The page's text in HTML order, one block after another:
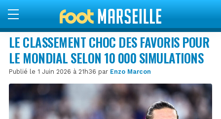
LE CLASSEMENT CHOC DES FAVORIS POUR
LE MONDIAL SELON 10 000 SIMULATIONS
Publié le 1 Juin 2026 à 21h36 par Enzo Marcon